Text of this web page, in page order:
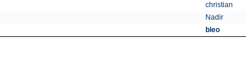
christian
Nadir
bleo